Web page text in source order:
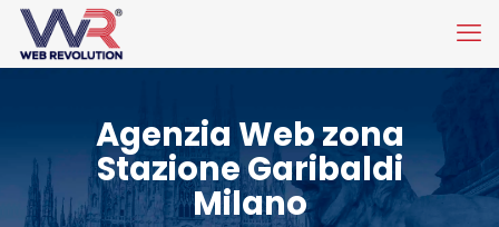
Agenzia Web zona
Stazione Garibaldi
Milano